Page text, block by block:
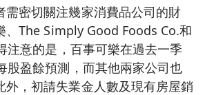
需密切關注幾家消費品公司的財
、The Simply Good Foods Co.和
注意的是，百事可樂在過去一季
股盈餘預測，而其他兩家公司也
外，初請失業金人數及現有房屋銷